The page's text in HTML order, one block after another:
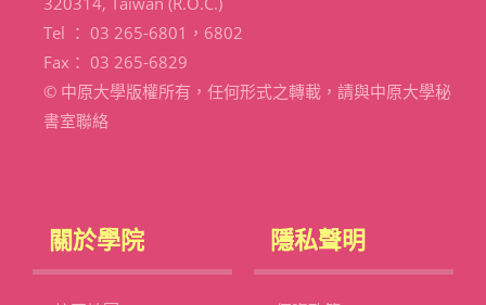
Tel ： 03 265-6801，6802
Fax： 03 265-6829
© 中原大學版權所有，任何形式之轉載，請與中原大學秘
書室聯絡
關於學院 隱私聲明